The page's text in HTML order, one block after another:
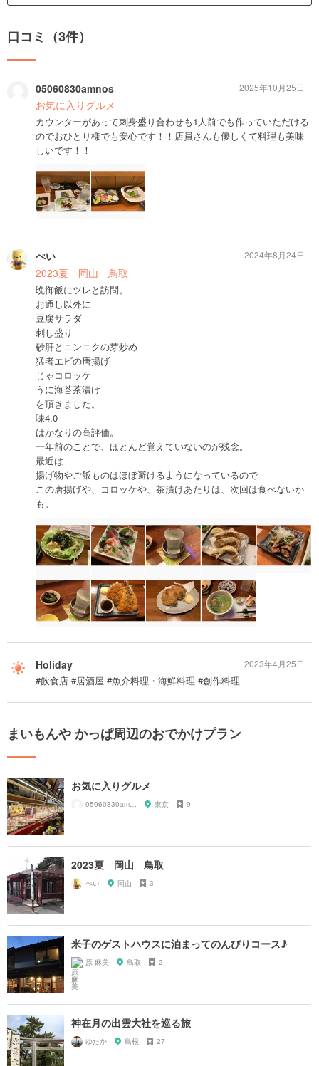
口コミ（3件）
05060830amnos
お気に入りグルメ
カウンターがあって刺身盛り合わせも1人前でも作っていただける
のでおひとり様でも安心です！！店員さんも優しくて料理も美味
しいです！！
2025年10月25日
ぺい
2023夏 岡山 鳥取
晩御飯にツレと訪問。
お通し以外に
豆腐サラダ
刺し盛り
砂肝とニンニクの芽炒め
猛者エビの唐揚げ
じゃコロッケ
うに海苔茶漬け
を頂きました。
味4.0
はかなりの高評価。
一年前のことで、ほとんど覚えていないのが残念。
最近は
揚げ物やご飯ものはほぼ避けるようになっているので
この唐揚げや、コロッケや、茶漬けあたりは、次回は食べないか
も。
2024年8月24日
Holiday
#飲食店 #居酒屋 #魚介料理・海鮮料理 #創作料理
2023年4月25日
まいもんや かっぱ周辺のおでかけプラン
お気に入りグルメ
05060830amnos 東京 9
2023夏 岡山 鳥取
ぺい 岡山 3
米子のゲストハウスに泊まってのんびりコース♪
原 麻美 鳥取 2
神在月の出雲大社を巡る旅
ゆたか 島根 27